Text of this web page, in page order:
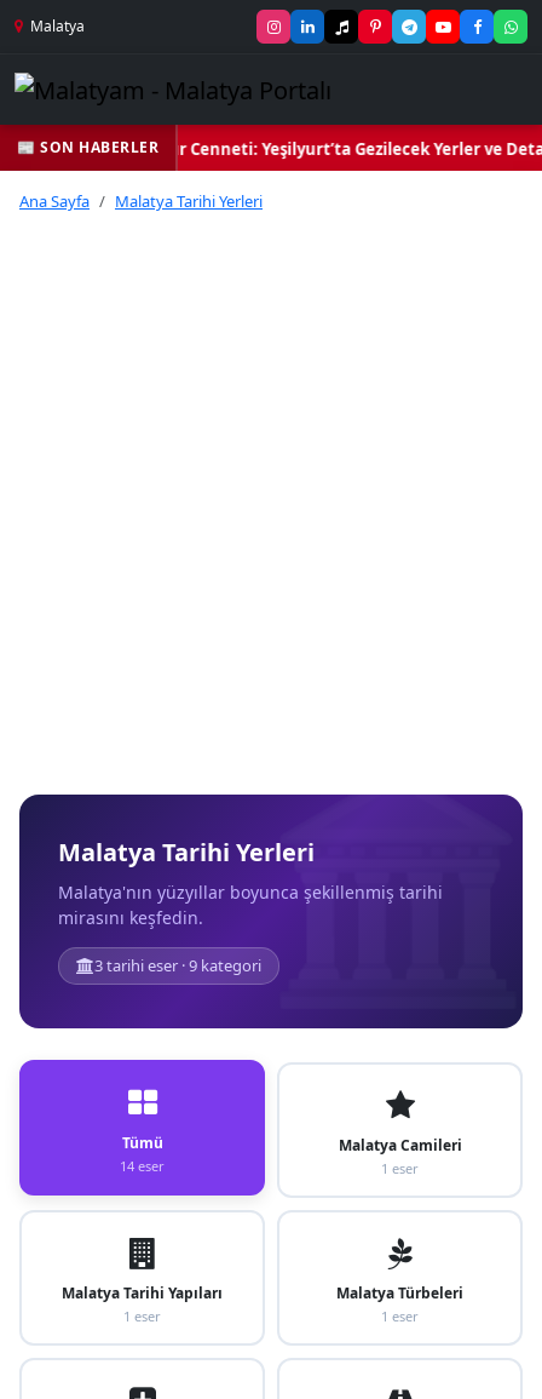
Malatya
📰 SON HABERLER
Yeşil Kalbi ve Kültür Cenneti: Yeşilyurt’ta Gezilecek Yerler ve
Ana Sayfa Malatya Tarihi Yerleri
Malatya Tarihi Yerleri
Malatya'nın yüzyıllar boyunca şekillenmiş tarihi
mirasını keşfedin.
3 tarihi eser · 9 kategori
Tümü
14 eser
Malatya Camileri
1 eser
Malatya Tarihi Yapıları
1 eser
Malatya Türbeleri
1 eser